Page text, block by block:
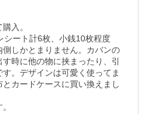
入。
シート計6枚、小銭10枚程度
しかとまりません。カバンの
時に他の物に挟まったり、引
。デザインは可愛く使ってま
カードケースに買い換えまし